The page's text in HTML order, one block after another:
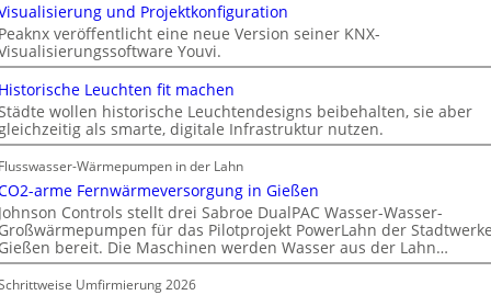
und Projektkonfiguration
veröffentlicht eine neue Version seiner KNX-
Youvi.
Leuchten fit machen
wollen historische Leuchtendesigns beibehalten, sie aber
als smarte, digitale Infrastruktur nutzen.
Wärmepumpen in der Lahn
arme Fernwärmeversorgung in Gießen
Controls stellt drei Sabroe DualPAC Wasser-Wasser-
für das Pilotprojekt PowerLahn der
bereit. Die Maschinen werden Wasser aus der Lahn…
Umfirmierung 2026